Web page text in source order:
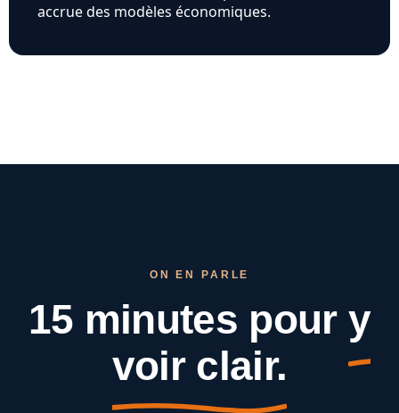
accrue des modèles économiques.
ON EN PARLE
15 minutes pour y
voir clair.